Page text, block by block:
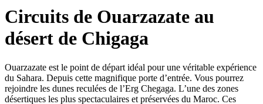
Circuits de Ouarzazate au
désert de Chigaga
Ouarzazate est le point de départ idéal pour une véritable expérience
du Sahara. Depuis cette magnifique porte d’entrée. Vous pourrez
rejoindre les dunes reculées de l’Erg Chegaga. L’une des zones
désertiques les plus spectaculaires et préservées du Maroc. Ces